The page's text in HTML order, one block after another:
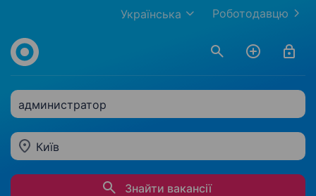
Роботодавцю
Українська
администратор
Київ
Знайти вакансії